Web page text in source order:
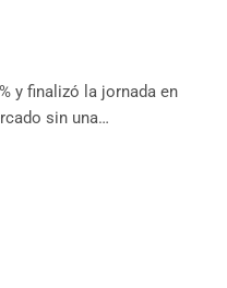
y finalizó la jornada en
sin una…